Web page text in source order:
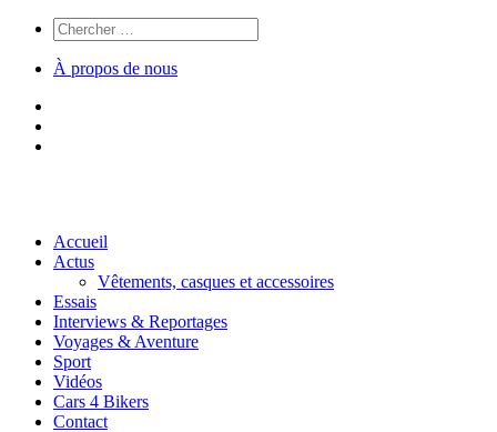
À propos de nous
Accueil
Actus
Vêtements, casques et accessoires
Essais
Interviews & Reportages
Voyages & Aventure
Sport
Vidéos
Cars 4 Bikers
Contact